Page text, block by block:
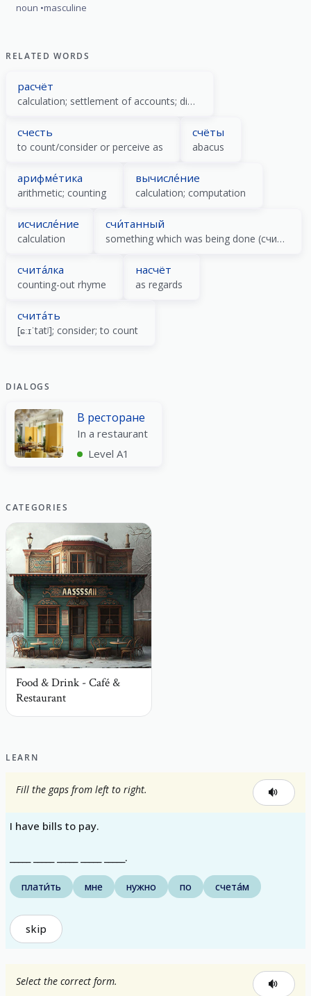
noun masculine
RELATED WORDS
расчёт
calculation; settlement of accounts; dismissal
счесть
to count/consider or perceive as
счёты
abacus
арифме́тика
arithmetic; counting
вычисле́ние
calculation; computation
исчисле́ние
calculation
счи́танный
something which was being done (счита́ть)
счита́лка
counting-out rhyme
насчёт
as regards
счита́ть
[ɕːɪˈtatʲ]; consider; to count
DIALOGS
В ресторане
In a restaurant
Level A1
CATEGORIES
Food & Drink - Café &
Restaurant
LEARN
Fill the gaps from left to right.
I have bills to pay.
_____ _____ _____ _____ _____.
плати́ть мне нужно по счета́м
skip
Select the correct form.